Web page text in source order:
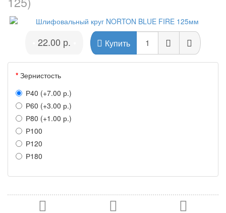
22.00 р. Купить
Зернистость
Р40 (+7.00 р.)
Р60 (+3.00 р.)
Р80 (+1.00 р.)
Р100
Р120
Р180